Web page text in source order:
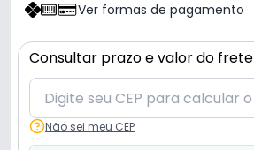
Ver formas de pagamento
Consultar prazo e valor do frete
Não sei meu CEP